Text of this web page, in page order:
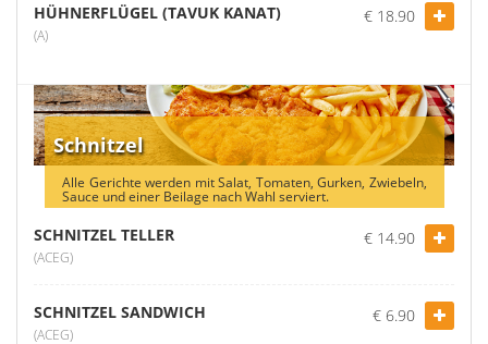
HÜHNERFLÜGEL (TAVUK KANAT)
(A)
€ 18.90
Schnitzel
Alle Gerichte werden mit Salat, Tomaten, Gurken, Zwiebeln,
Sauce und einer Beilage nach Wahl serviert.
SCHNITZEL TELLER
(ACEG)
€ 14.90
SCHNITZEL SANDWICH
(ACEG)
€ 6.90